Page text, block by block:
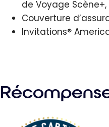
de Voyage
Couverture
Invitations®